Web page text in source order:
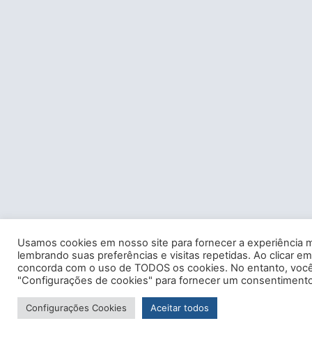
Usamos cookies em nosso site para fornecer a experiência
lembrando suas preferências e visitas repetidas. Ao clicar
concorda com o uso de TODOS os cookies. No entanto,
"Configurações de cookies" para fornecer um
Configurações Cookies Aceitar todos